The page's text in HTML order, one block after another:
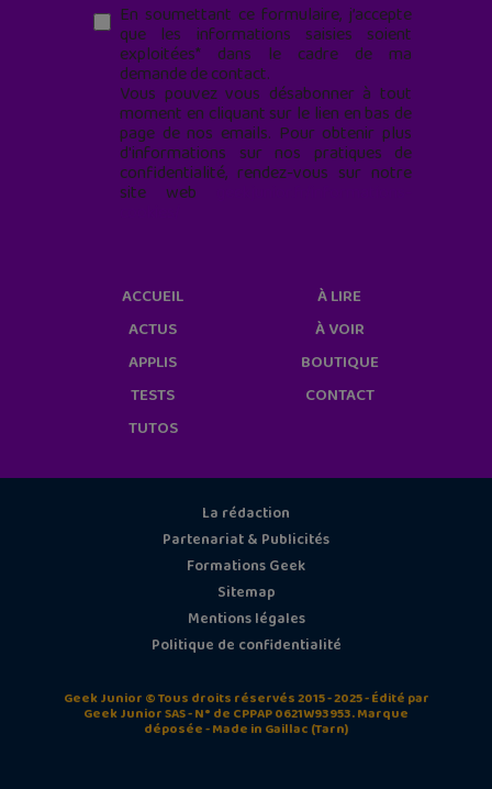
En soumettant ce formulaire, j’accepte
que les informations saisies soient
exploitées* dans le cadre de ma
demande de contact.
Vous pouvez vous désabonner à tout
moment en cliquant sur le lien en bas de
page de nos emails. Pour obtenir plus
d'informations sur nos pratiques de
confidentialité, rendez-vous sur notre
site web
ACCUEIL
ACTUS
APPLIS
TESTS
TUTOS
À LIRE
À VOIR
BOUTIQUE
CONTACT
La rédaction
Partenariat & Publicités
Formations Geek
Sitemap
Mentions légales
Politique de confidentialité
Geek Junior © Tous droits réservés 2015 - 2025 - Édité par
Geek Junior SAS - N° de CPPAP 0621W93953. Marque
déposée - Made in Gaillac (Tarn)